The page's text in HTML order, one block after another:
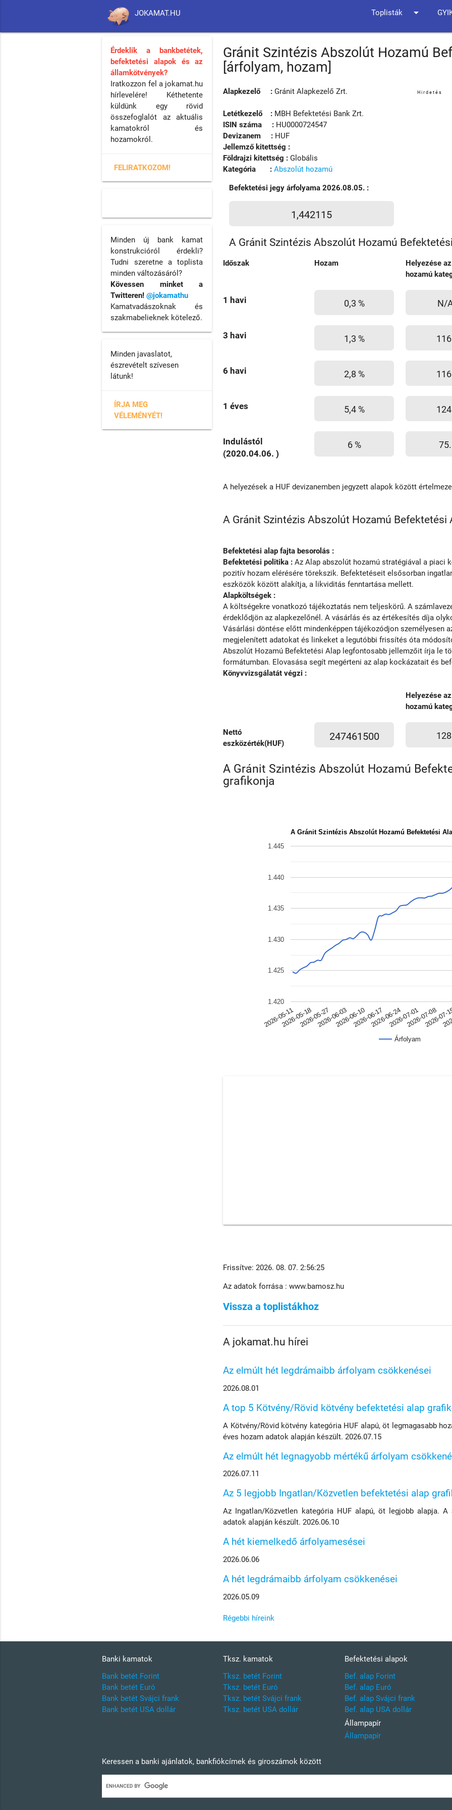
JOKAMAT.HU Toplisták arrow_drop_down
Gránit Szintézis Abszolút Hozamú
[árfolyam, hozam]
Hirdetés
Alapkezelő : Gránit Alapkezelő Zrt.
Letétkezelő : MBH Befektetési Bank Zrt.
ISIN száma : HU0000724547
Devizanem : HUF
Jellemző kitettség :
Földrajzi kitettség :Globális
Kategória : Abszolút hozamú
Befektetési jegy árfolyama 2026.08.05. :
1,442115
A Gránit Szintézis Abszolút Hozamú
Időszak Hozam
Helyezése
hozamú
1 havi 0,3 % N/
3 havi 1,3 %
6 havi 2,8 %
1 éves 5,4 %
Indulástól
(2020.04.06. )
6 % 75.
A helyezések a HUF devizanemben jegyzett alapok között
A Gránit Szintézis Abszolút Hozamú Befektetési
Befektetési alap fajta besorolás :
Befektetési politika :Az Alap abszolút hozamú stratégiával a piaci
pozitív hozam elérésére törekszik. Befektetéseit elsősorban
eszközök között alakítja, a likviditás fenntartása mellett.
Alapköltségek :
A költségekre vonatkozó tájékoztatás nem teljeskörű. A
érdeklődjön az alapkezelőnél. A vásárlás és az értékesítés díja
Vásárlási döntése előtt mindenképpen tájékozódjon személyesen
megjelenített adatokat és linkeket a legutóbbi frissítés óta
Abszolút Hozamú Befektetési Alap legfontosabb jellemzőit írja le
formátumban. Elovasása segít megérteni az alap kockázatait és
Könyvvizsgálatát végzi :
Helyezése
hozamú
Nettó
eszközérték(HUF)
247461500
A Gránit Szintézis Abszolút Hozamú
grafikonja
A Gránit Szintézis Abszolút Hozamú Befektetési
Árfolyam
2026-05-112026-05-182026-05-272026-06-032026-06-102026-06-172026-06-242026-07-012026-07-08
2026-
1.420
1.425
1.430
1.435
1.440
1.445
Frissítve: 2026. 08. 07. 2:56:25
Az adatok forrása : www.bamosz.hu
Vissza a toplistákhoz
A jokamat.hu hírei
Az elmúlt hét legdrámaibb árfolyam csökkenései
2026.08.01
A top 5 Kötvény/Rövid kötvény befektetési alap
A Kötvény/Rövid kötvény kategória HUF alapú, öt legmagasabb
éves hozam adatok alapján készült. 2026.07.15
Az elmúlt hét legnagyobb mértékű árfolyam
2026.07.11
Az 5 legjobb Ingatlan/Közvetlen befektetési alap
Az Ingatlan/Közvetlen kategória HUF alapú, öt legjobb alapja. A
adatok alapján készült. 2026.06.10
A hét kiemelkedő árfolyamesései
2026.06.06
A hét legdrámaibb árfolyam csökkenései
2026.05.09
Régebbi híreink
Érdeklik a bankbetétek,
befektetési alapok és az
államkötvények?
Iratkozzon fel a jokamat.hu
hírlevelére! Kéthetente
küldünk egy rövid
összefoglalót az aktuális
kamatokról és
hozamokról.
FELIRATKOZOM!
Minden új bank kamat
konstrukcióról érdekli?
Tudni szeretne a toplista
minden változásáról?
Kövessen minket a
Twitteren!@jokamathu
Kamatvadászoknak és
szakmabelieknek kötelező.
Minden javaslatot,
észrevételt szívesen
látunk!
ÍRJA MEG
VÉLEMÉNYÉT!
Banki kamatok
Bank betét Forint
Bank betét Euró
Bank betét Svájci frank
Bank betét USA dollár
Tksz. kamatok
Tksz. betét Forint
Tksz. betét Euró
Tksz. betét Svájci frank
Tksz. betét USA dollár
Befektetési alapok
Bef. alap Forint
Bef. alap Euró
Bef. alap Svájci frank
Bef. alap USA dollár
Állampapír
Állampapír
Keressen a banki ajánlatok, bankfiókcímek és giroszámok között